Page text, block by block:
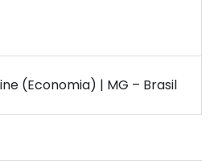
(Economia) | MG – Brasil